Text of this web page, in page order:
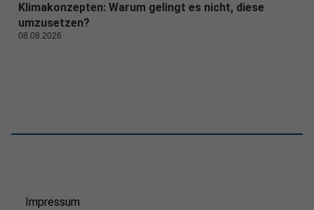
Klimakonzepten: Warum gelingt es nicht, diese
umzusetzen?
08.08.2026
Impressum